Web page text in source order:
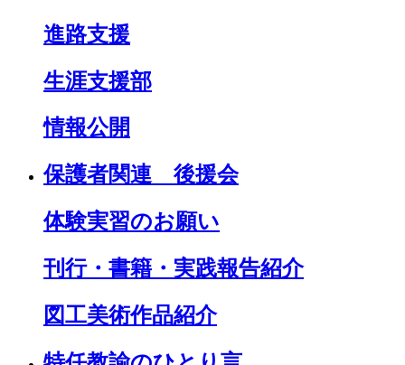
進路支援
生涯支援部
情報公開
保護者関連 後援会
体験実習のお願い
刊行・書籍・実践報告紹介
図工美術作品紹介